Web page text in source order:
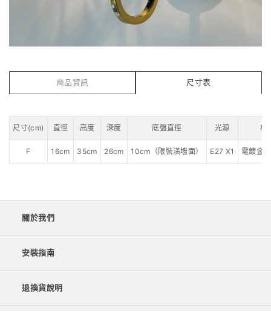
商品資訊 尺寸表
尺寸(cm) 直徑 高度 深度 底盤直徑 光源 材
F 16cm 35cm 26cm 10cm（限裝潢墻面） E27 X1 電鍍金
關於我們
安裝指南
退換貨說明